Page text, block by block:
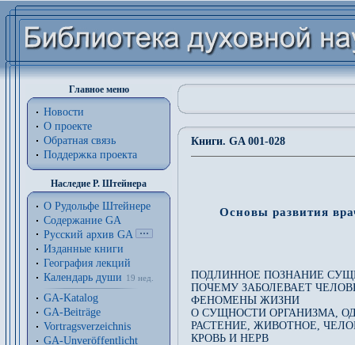
Главное меню
Новости
О проекте
Обратная связь
Поддержка проекта
Наследие Р. Штейнера
О Рудольфе Штейнере
Содержание GA
Русский архив GA
Изданные книги
География лекций
Календарь души
19 нед.
GA-Katalog
GA-Beiträge
Vortragsverzeichnis
GA-Unveröffentlicht
Книги. GA 001-028
Основы развития
ПОДЛИННОЕ ПОЗНАНИЕ
ПОЧЕМУ ЗАБОЛЕВАЕТ
ФЕНОМЕНЫ ЖИЗНИ
О СУЩНОСТИ ОРГАНИЗМА,
РАСТЕНИЕ, ЖИВОТНОЕ,
КРОВЬ И НЕРВ